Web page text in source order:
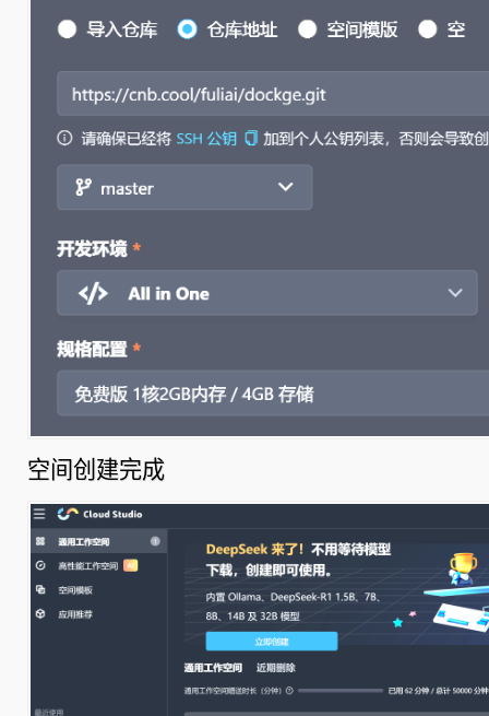
空间创建完成